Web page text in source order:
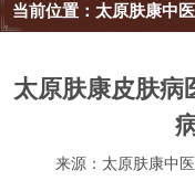
当前位置： 太原肤康中
太原肤康皮肤病
来源：太原肤康中